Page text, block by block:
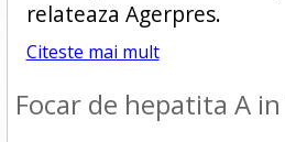
relateaza Agerpres.
Citeste mai mult
Focar de hepatita A